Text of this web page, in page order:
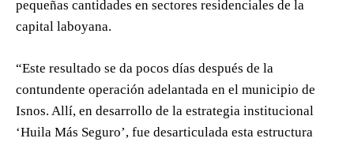
pequeñas cantidades en sectores residenciales de la
capital laboyana.
“Este resultado se da pocos días después de la
contundente operación adelantada en el municipio de
Isnos. Allí, en desarrollo de la estrategia institucional
‘Huila Más Seguro’, fue desarticulada esta estructura